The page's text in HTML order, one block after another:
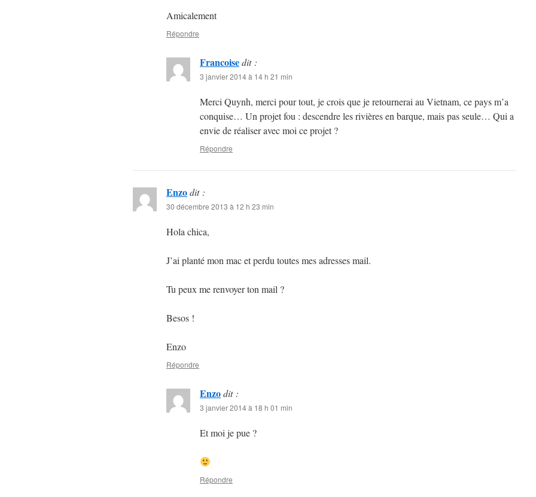
Amicalement
Répondre
Francoisedit :
3 janvier 2014 à 14 h 21 min
Merci Quynh, merci pour tout, je crois que je retournerai au Vietnam, ce pays m’a
conquise… Un projet fou : descendre les rivières en barque, mais pas seule… Qui a
envie de réaliser avec moi ce projet ?
Répondre
Enzodit :
30 décembre 2013 à 12 h 23 min
Hola chica,
J’ai planté mon mac et perdu toutes mes adresses mail.
Tu peux me renvoyer ton mail ?
Besos !
Enzo
Répondre
Enzodit :
3 janvier 2014 à 18 h 01 min
Et moi je pue ?
Répondre